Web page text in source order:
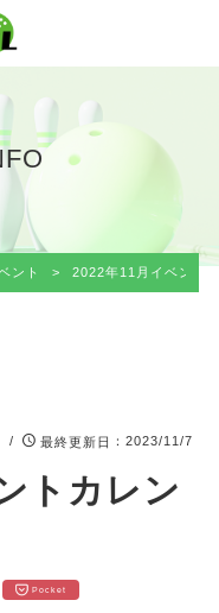
ント > 2022年11月イベント
/ 最終更新日 ：2023/11/7
トカレン
Pocket